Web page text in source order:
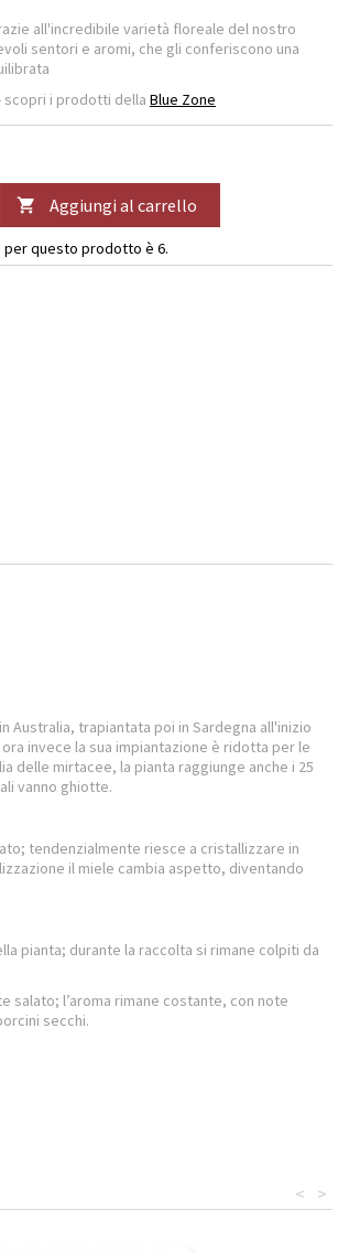
all'incredibile varietà floreale del nostro
sentori e aromi, che gli conferiscono una
scopri i prodotti della Blue Zone
 Aggiungi al carrello
per questo prodotto è 6.
Australia, trapiantata poi in Sardegna all'inizio
invece la sua impiantazione è ridotta per le
delle mirtacee, la pianta raggiunge anche i 25
vanno ghiotte.
tendenzialmente riesce a cristallizzare in
il miele cambia aspetto, diventando
pianta; durante la raccolta si rimane colpiti da
salato; l’aroma rimane costante, con note
secchi.
>
<